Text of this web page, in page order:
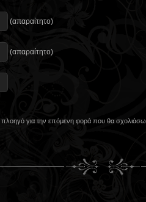
(απαραίτητο)
(απαραίτητο)
για την επόμενη φορά που θα σχολιάσω.